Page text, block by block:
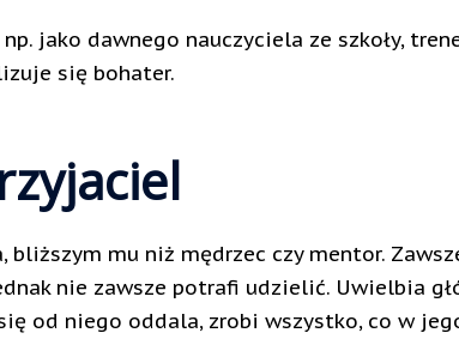
jako dawnego nauczyciela ze szkoły,
się bohater.
bliższym mu niż mędrzec czy mentor.
nie zawsze potrafi udzielić. Uwielbia
od niego oddala, zrobi wszystko, co w